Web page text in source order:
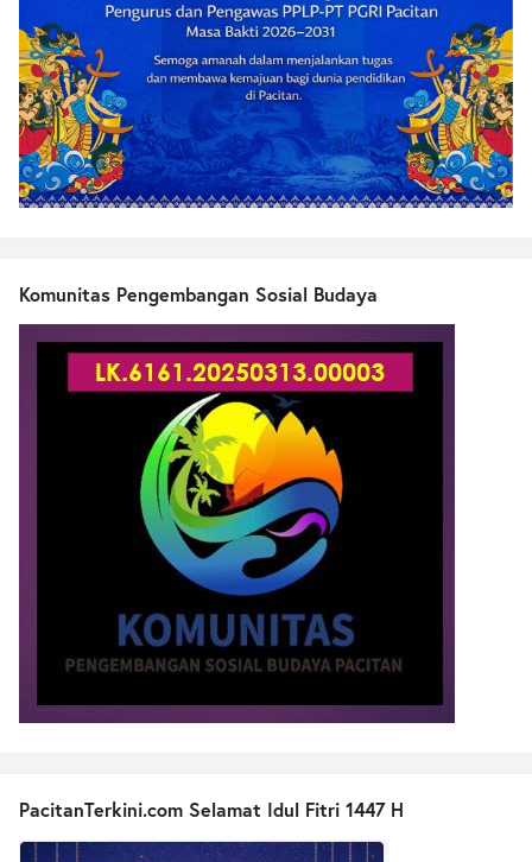
Komunitas Pengembangan Sosial Budaya
PacitanTerkini.com Selamat Idul Fitri 1447 H